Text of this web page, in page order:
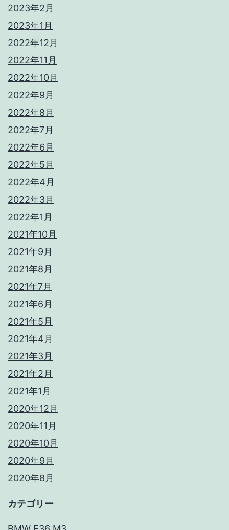
2023年2月
2023年1月
2022年12月
2022年11月
2022年10月
2022年9月
2022年8月
2022年7月
2022年6月
2022年5月
2022年4月
2022年3月
2022年1月
2021年10月
2021年9月
2021年8月
2021年7月
2021年6月
2021年5月
2021年4月
2021年3月
2021年2月
2021年1月
2020年12月
2020年11月
2020年10月
2020年9月
2020年8月
カテゴリー